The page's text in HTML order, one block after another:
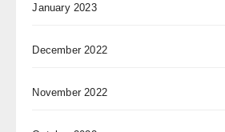
January 2023
December 2022
November 2022